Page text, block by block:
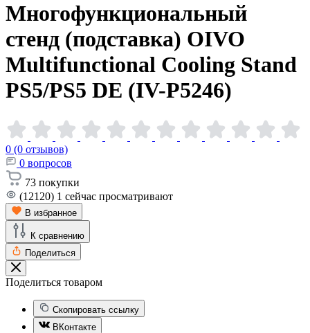
Многофункциональный
стенд (подставка) OIVO
Multifunctional Cooling Stand
PS5/PS5 DE (IV-P5246)
0 (0 отзывов)
0 вопросов
73 покупки
(12120) 1 сейчас просматривают
В избранное
К сравнению
Поделиться
Поделиться товаром
Скопировать ссылку
ВКонтакте